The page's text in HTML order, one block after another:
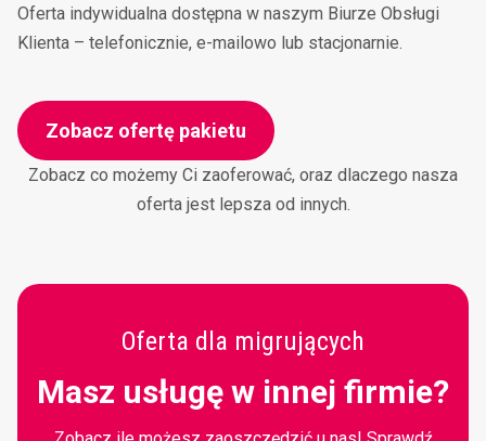
Oferta indywidualna dostępna w naszym Biurze Obsługi
Klienta – telefonicznie, e-mailowo lub stacjonarnie.
Zobacz ofertę pakietu
Zobacz co możemy Ci zaoferować, oraz dlaczego nasza
oferta jest lepsza od innych.
Oferta dla migrujących
Masz usługę w innej firmie?